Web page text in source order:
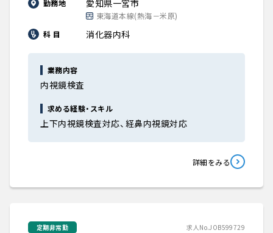
勤務地 愛知県一宮市
東海道本線(熱海－米原)
科 目
消化器内科
業務内容
内視鏡検査
求める経験・スキル
上下内視鏡検査対応、経鼻内視鏡対応
詳細をみる
定期非常勤 求人No.JOB599729